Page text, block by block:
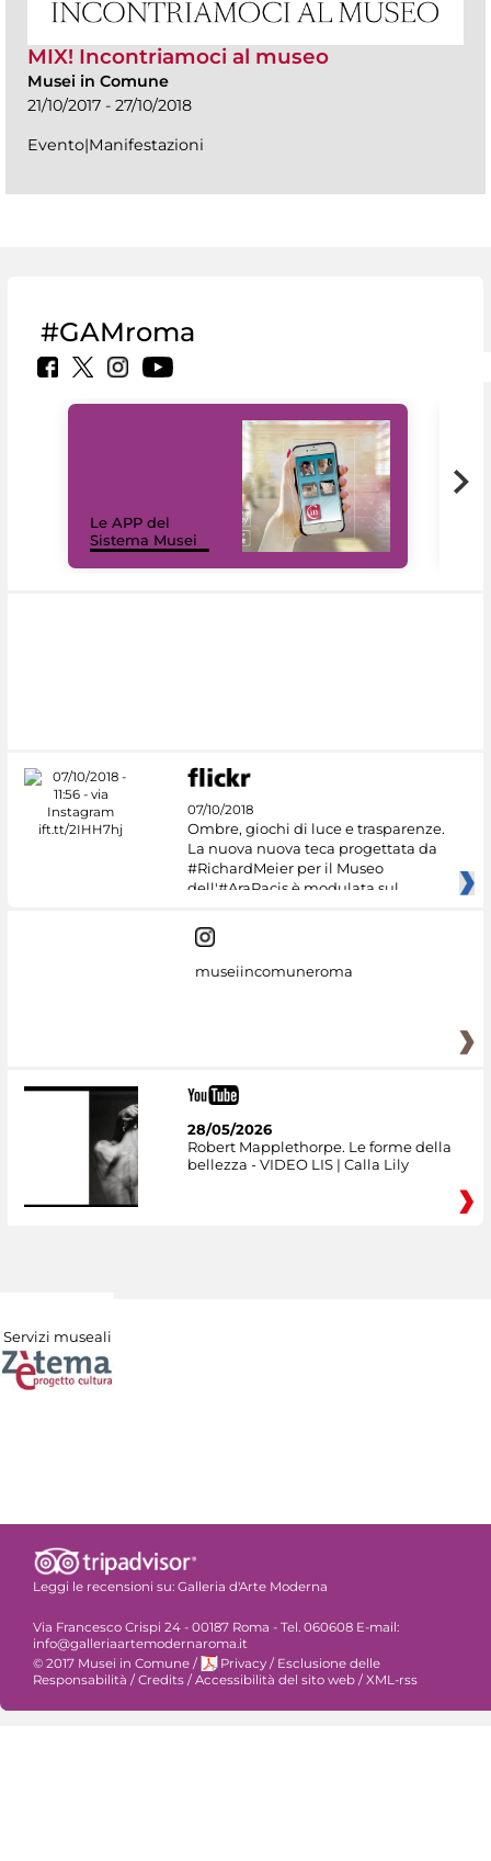
MIX! Incontriamoci al museo
Musei in Comune
21/10/2017 - 27/10/2018
Evento|Manifestazioni
#GAMroma
Le APP del
Sistema Musei
07/10/2018
Ombre, giochi di luce e trasparenze.
La nuova nuova teca progettata da
#RichardMeier per il Museo
dell'#AraPacis è modulata sul
museiincomuneroma
28/05/2026
Robert Mapplethorpe. Le forme della
bellezza - VIDEO LIS | Calla Lily
Servizi museali
Leggi le recensioni su: Galleria d'Arte Moderna
Via Francesco Crispi 24 - 00187 Roma - Tel. 060608 E-mail:
info@galleriaartemodernaroma.it
© 2017 Musei in Comune / Privacy / Esclusione delle
Responsabilità /Credits /Accessibilità del sito web /XML-rss